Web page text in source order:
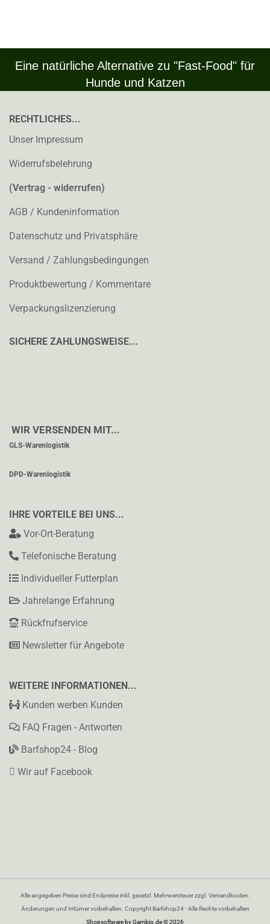
Eine natürliche Alternative zu "Fast-Food" für
Hunde und Katzen
RECHTLICHES...
Unser Impressum
Widerrufsbelehrung
(Vertrag - widerrufen)
AGB / Kundeninformation
Datenschutz und Privatsphäre
Versand / Zahlungsbedingungen
Produktbewertung / Kommentare
Verpackungslizenzierung
SICHERE ZAHLUNGSWEISE...
WIR VERSENDEN MIT...
GLS-Warenlogistik
DPD-Warenlogistik
IHRE VORTEILE BEI UNS...
Vor-Ort-Beratung
Telefonische Beratung
Individueller Futterplan
Jahrelange Erfahrung
Rückfrufservice
Newsletter für Angebote
WEITERE INFORMATIONEN...
Kunden werben Kunden
FAQ Fragen - Antworten
Barfshop24 - Blog
Wir auf Facebook
Alle angegeben Preise sind Endpreise inkl. gesetzl. Mehrwersteuer zzgl. Versandkosten.
Änderungen und Irrtümer vorbehalten. Copyright Barfshop24 - Alle Rechte vorbehalten
Shopsoftware by Gambio.de © 2026